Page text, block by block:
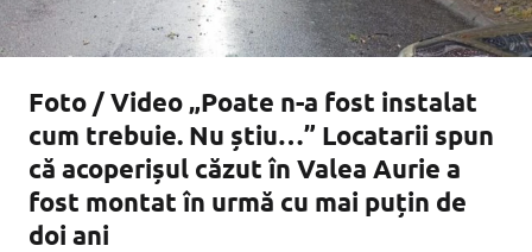
Foto / Video „Poate n-a fost instalat
cum trebuie. Nu știu…” Locatarii spun
că acoperișul căzut în Valea Aurie a
fost montat în urmă cu mai puțin de
doi ani